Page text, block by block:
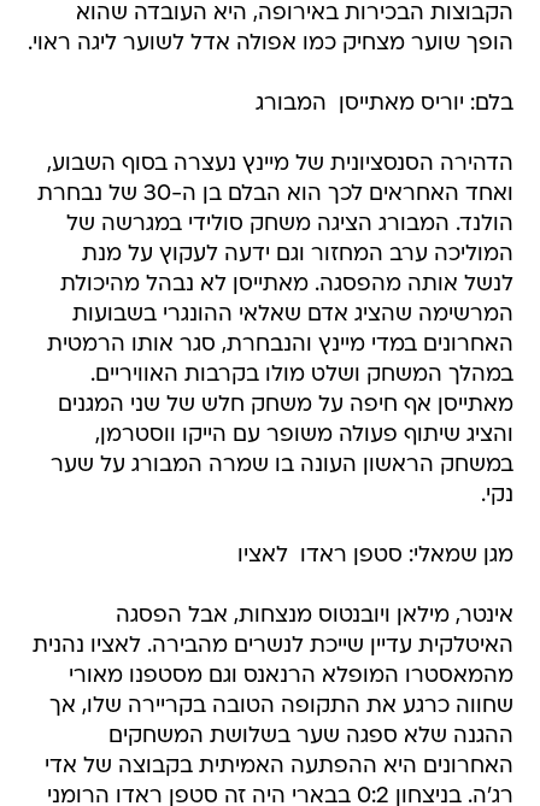
הקבוצות הבכירות באירופה, היא העובדה שהוא
הופך שוער מצחיק כמו אפולה אדל לשוער ליגה ראוי.
בלם: יוריס מאתייסן  המבורג
הדהירה הסנסציונית של מיינץ נעצרה בסוף השבוע,
ואחד האחראים לכך הוא הבלם בן ה-30 של נבחרת
הולנד. המבורג הציגה משחק סולידי במגרשה של
המוליכה ערב המחזור וגם ידעה לעקוץ על מנת
לנשל אותה מהפסגה. מאתייסן לא נבהל מהיכולת
המרשימה שהציג אדם שאלאי ההונגרי בשבועות
האחרונים במדי מיינץ והנבחרת, סגר אותו הרמטית
במהלך המשחק ושלט מולו בקרבות האוויריים.
מאתייסן אף חיפה על משחק חלש של שני המגנים
והציג שיתוף פעולה משופר עם הייקו ווסטרמן,
במשחק הראשון העונה בו שמרה המבורג על שער
נקי.
מגן שמאלי: סטפן ראדו  לאציו
אינטר, מילאן ויובנטוס מנצחות, אבל הפסגה
האיטלקית עדיין שייכת לנשרים מהבירה. לאציו נהנית
מהמאסטרו המופלא הרנאנס וגם מסטפנו מאורי
שחווה כרגע את התקופה הטובה בקריירה שלו, אך
ההגנה שלא ספגה שער בשלושת המשחקים
האחרונים היא ההפתעה האמיתית בקבוצה של אדי
רג'ה. בניצחון 0:2 בבארי היה זה סטפן ראדו הרומני